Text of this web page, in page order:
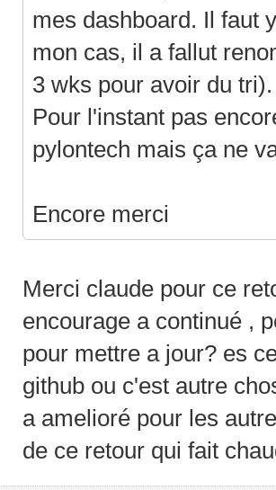
mes dashboard. Il faut
mon cas, il a fallut
3 wks pour avoir du tri).
Pour l'instant pas
pylontech mais ça ne
Encore merci
Merci claude pour ce
encourage a continué ,
pour mettre a jour? es
github ou c'est autre
a amelioré pour les
de ce retour qui fait